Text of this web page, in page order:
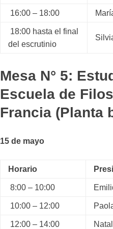
16:00 – 18:00
18:00 hasta el final
del escrutinio
Mesa N° 5:
Escuela de
Francia (Planta
15 de mayo
Horario
8:00 – 10:00
10:00 – 12:00
12:00 – 14:00